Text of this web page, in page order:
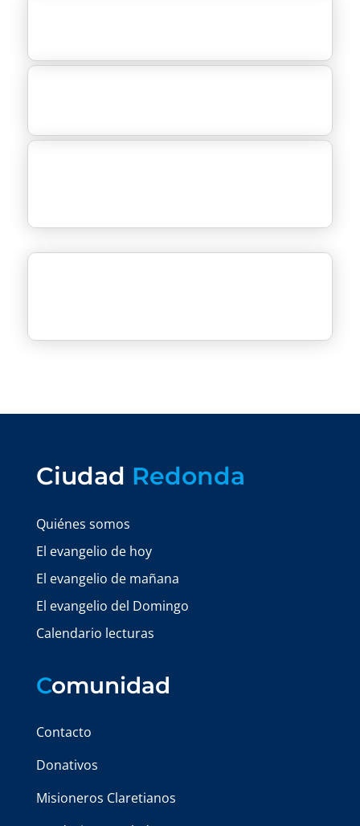
Ciudad Redonda
Quiénes somos
El evangelio de hoy
El evangelio de mañana
El evangelio del Domingo
Calendario lecturas
Comunidad
Contacto
Donativos
Misioneros Claretianos